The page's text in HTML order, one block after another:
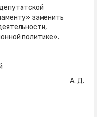
заменить
политике».
Думы А. Д.